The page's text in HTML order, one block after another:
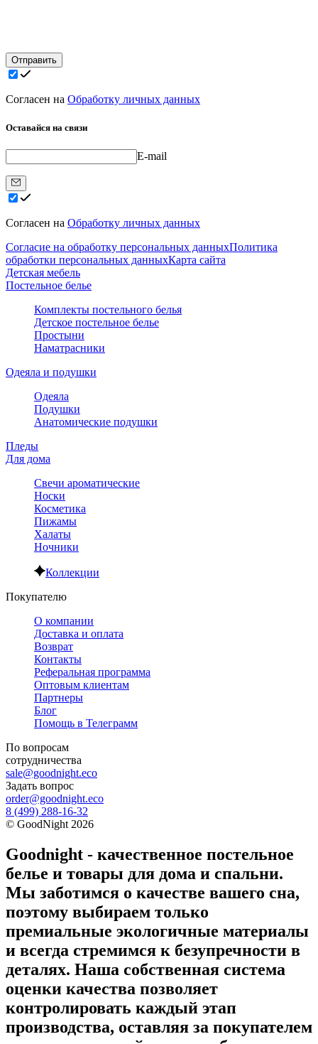
Отправить
Согласен на Обработку личных данных
Оставайся на связи
E-mail
Согласен на Обработку личных данных
Согласие на обработку персональных данныхПолитика
обработки персональных данныхКарта сайта
Детская мебель
Постельное белье
Комплекты постельного белья
Детское постельное белье
Простыни
Наматрасники
Одеяла и подушки
Одеяла
Подушки
Анатомические подушки
Пледы
Для дома
Свечи ароматические
Носки
Косметика
Пижамы
Халаты
Ночники
Коллекции
Покупателю
О компании
Доставка и оплата
Возврат
Контакты
Реферальная программа
Оптовым клиентам
Партнеры
Блог
Помощь в Телеграмм
По вопросам
сотрудничества
sale@goodnight.eco
Задать вопрос
order@goodnight.eco
8 (499) 288-16-32
© GoodNight 2026
Goodnight - качественное постельное
белье и товары для дома и спальни.
Мы заботимся о качестве вашего сна,
поэтому выбираем только
премиальные экологичные материалы
и всегда стремимся к безупречности в
деталях. Наша собственная система
оценки качества позволяет
контролировать каждый этап
производства, оставляя за покупателем